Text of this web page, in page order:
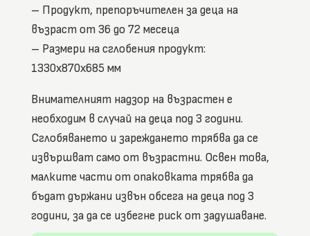
– Продукт, препоръчителен за деца на
възраст от 36 до 72 месеца
– Размери на сглобения продукт:
1330x870x685 мм
Внимателният надзор на възрастен е
необходим в случай на деца под 3 години.
Сглобяването и зареждането трябва да се
извършват само от възрастни. Освен това,
малките части от опаковката трябва да
бъдат държани извън обсега на деца под 3
години, за да се избегне риск от задушаване.